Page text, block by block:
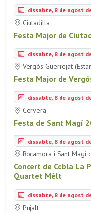
dissabte, 8 de agost
Ciutadilla
Festa Major de
dissabte, 8 de agost
Vergós Guerrejat
Festa Major de
dissabte, 8 de agost
Cervera
Festa de Sant Magí
dissabte, 8 de agost
Rocamora i Sant Magí
Concert de Cobla La
Quartet Mèlt
dissabte, 8 de agost
Pujalt